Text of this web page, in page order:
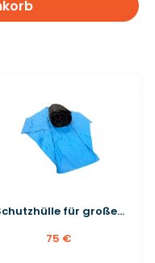
für große...
75 €